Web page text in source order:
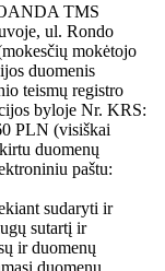
TMS
ul. Rondo
mokėtojo
duomenis
teismų registro
byloje Nr. KRS:
PLN (visiškai
duomenų
paštu:
sudaryti ir
sutartį ir
ir duomenų
duomenų